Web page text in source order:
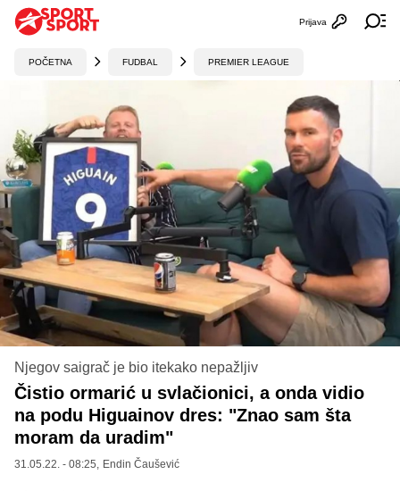
Otvori
Prijava
POČETNA FUDBAL PREMIER LEAGUE
Njegov saigrač je bio itekako nepažljiv
Čistio ormarić u svlačionici, a onda vidio
na podu Higuainov dres: "Znao sam šta
moram da uradim"
31.05.22. - 08:25, Endin Čaušević